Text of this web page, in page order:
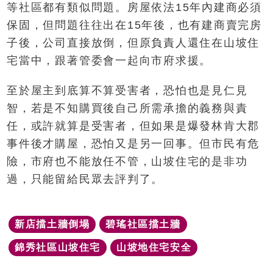
等社區都有類似問題。房屋依法15年內建商必須
保固，但問題往往出在15年後，也有建商賣完房
子後，公司直接放倒，但原負責人還住在山坡住
宅當中，跟著管委會一起向市府求援。
至於屋主到底算不算受害者，恐怕也是見仁見
智，若是不知購買後自己所需承擔的義務與責
任，或許就算是受害者，但如果是爆發林肯大郡
事件後才購屋，恐怕又是另一回事。但市民有危
險，市府也不能放任不管，山坡住宅的是非功
過，只能留給民眾去評判了。
新店擋土牆倒塌 碧瑤社區擋土牆
錦秀社區山坡住宅 山坡地住宅安全